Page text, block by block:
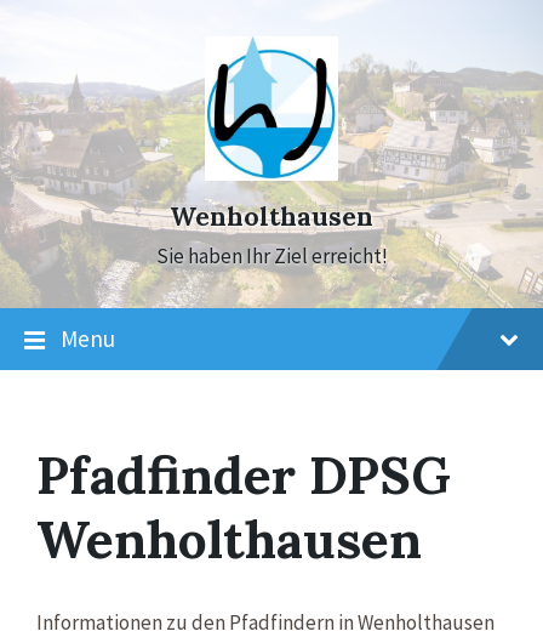
navigation
Wenholthausen
Sie haben Ihr Ziel erreicht!
Menu
Pfadfinder DPSG
Wenholthausen
Informationen zu den Pfadfindern in Wenholthausen